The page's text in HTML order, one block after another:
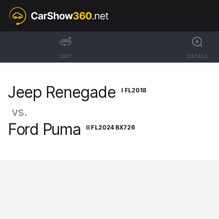
360° DETALE
Jeep Renegade
Jeep Renegade I FL2018
vs.
Ford Puma II FL2024 BX726